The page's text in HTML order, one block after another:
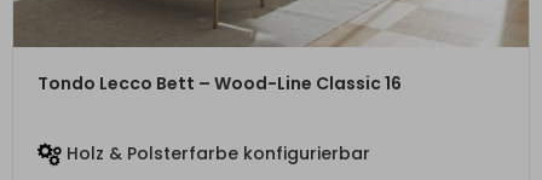
ZUM PRODUKT
Tondo Lecco Bett – Wood-Line Classic 16
Holz & Polsterfarbe konfigurierbar